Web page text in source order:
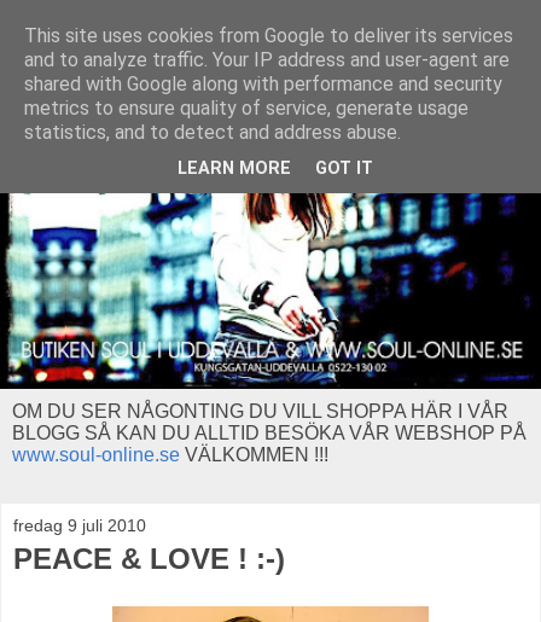
OM DU SER NÅGONTING DU VILL SHOPPA HÄR I VÅR
BLOGG SÅ KAN DU ALLTID BESÖKA VÅR WEBSHOP PÅ
www.soul-online.se VÄLKOMMEN !!!
fredag 9 juli 2010
PEACE & LOVE ! :-)
This site uses cookies from Google to deliver its services
and to analyze traffic. Your IP address and user-agent are
shared with Google along with performance and security
metrics to ensure quality of service, generate usage
statistics, and to detect and address abuse.
LEARN MORE GOT IT